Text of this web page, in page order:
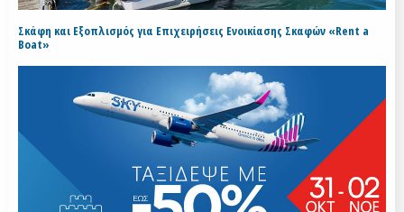
Σκάφη και Εξοπλισμός για Επιχειρήσεις Ενοικίασης Σκαφών «Rent a
Boat»